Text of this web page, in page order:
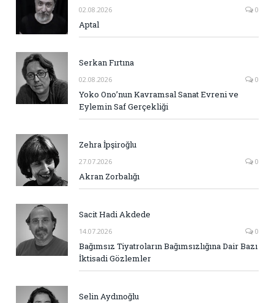
02.08.2026 0
Aptal
Serkan Fırtına
02.08.2026 0
Yoko Ono’nun Kavramsal Sanat Evreni ve
Eylemin Saf Gerçekliği
Zehra İpşiroğlu
27.07.2026 0
Akran Zorbalığı
Sacit Hadi Akdede
14.07.2026 0
Bağımsız Tiyatroların Bağımsızlığına Dair Bazı
İktisadi Gözlemler
Selin Aydınoğlu